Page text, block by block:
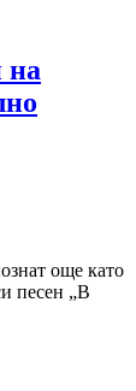
на
още като
песен „В